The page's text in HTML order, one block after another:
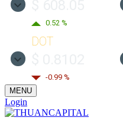
0.52 %
DOT
-0.99 %
MENU
Login